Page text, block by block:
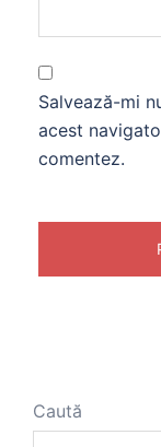
Salvează-mi
acest
comentez.
Caută